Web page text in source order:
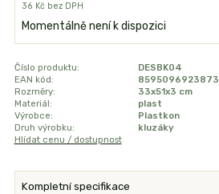
36 Kč bez DPH
Momentálně není k dispozici
Číslo produktu:
DESBK04
EAN kód:
8595096923873
Rozměry:
33x51x3 cm
Materiál:
plast
Výrobce:
Plastkon
Druh výrobku:
kluzáky
Hlídat cenu / dostupnost
Kompletní specifikace